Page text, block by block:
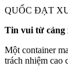
QUỐC ĐẠT
Tin vui từ cảng
Một container
trách nhiệm cao